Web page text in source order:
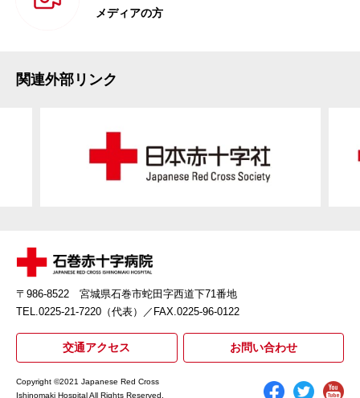
メディアの方
関連外部リンク
〒986-8522 宮城県石巻市蛇田字西道下71番地
TEL.0225-21-7220（代表）
／FAX.0225-96-0122
交通アクセス お問い合わせ
Copyright ©2021 Japanese Red Cross
Ishinomaki Hospital All Rights Reserved.